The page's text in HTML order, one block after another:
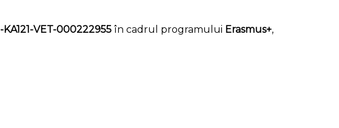
VET-000222955 în cadrul programului Erasmus+,